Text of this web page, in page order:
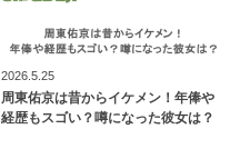
2026.5.25
周東佑京は昔からイケメン！年俸や
経歴もスゴい？噂になった彼女は？